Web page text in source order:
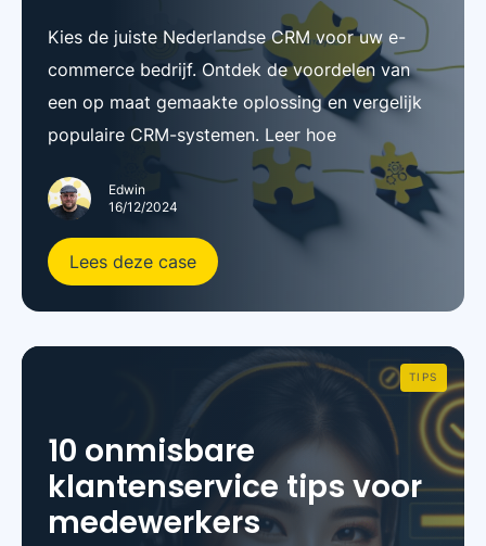
Kies de juiste Nederlandse CRM voor uw e-
commerce bedrijf. Ontdek de voordelen van
een op maat gemaakte oplossing en vergelijk
populaire CRM-systemen. Leer hoe
Edwin
16/12/2024
Lees deze case
TIPS
10 onmisbare
klantenservice tips voor
medewerkers